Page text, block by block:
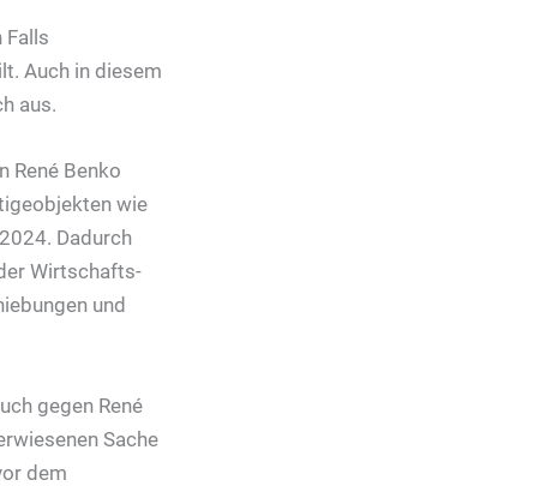
Falls
Auch in diesem
aus.
René Benko
wie
Dadurch
Wirtschafts-
und
gegen René
Sache
dem